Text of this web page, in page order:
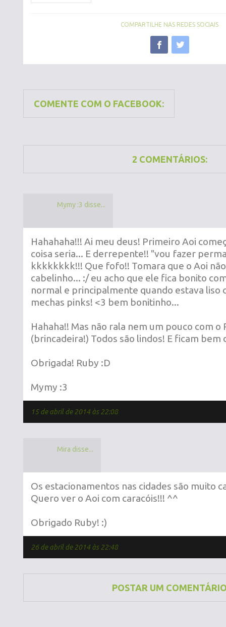
COMPARTILHE NAS REDES SOCIAIS
COMENTE COM O FACEBOOK:
2 COMENTÁRIOS:
Mymy :3 disse...
Hahahaha!!! Ai meu deus! Primeiro Aoi
coisa seria... E derrepente!! "vou fazer
kkkkkkkk!!! Que fofo!! Tomara que o Aoi
cabelinho... :/ eu acho que ele fica bonito
normal e principalmente quando estava liso
mechas pinks! <3 bem bonitinho...
Hahaha!! Mas não rala nem um pouco com o
(brincadeira!) Todos são lindos! E ficam bem
Obrigada! Ruby :D
Mymy :3
15 de abril de 2014 às 22:08
Mira disse...
Os estacionamentos nas cidades são muito
Quero ver o Aoi com caracóis!!! ^^
Obrigado Ruby! :)
26 de abril de 2014 às 22:48
POSTAR UM